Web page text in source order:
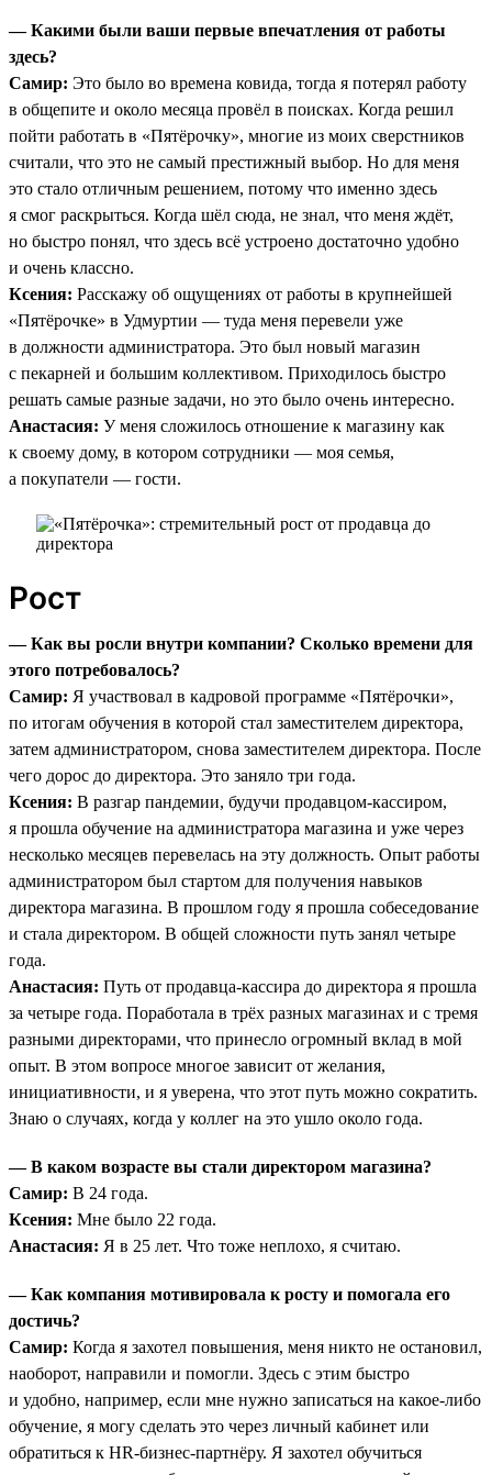
— Какими были ваши первые впечатления от работы
здесь?
Самир: Это было во времена ковида, тогда я потерял работу
в общепите и около месяца провёл в поисках. Когда решил
пойти работать в «Пятёрочку», многие из моих сверстников
считали, что это не самый престижный выбор. Но для меня
это стало отличным решением, потому что именно здесь
я смог раскрыться. Когда шёл сюда, не знал, что меня ждёт,
но быстро понял, что здесь всё устроено достаточно удобно
и очень классно.
Ксения: Расскажу об ощущениях от работы в крупнейшей
«Пятёрочке» в Удмуртии — туда меня перевели уже
в должности администратора. Это был новый магазин
с пекарней и большим коллективом. Приходилось быстро
решать самые разные задачи, но это было очень интересно.
Анастасия: У меня сложилось отношение к магазину как
к своему дому, в котором сотрудники — моя семья,
а покупатели — гости.
Рост
— Как вы росли внутри компании? Сколько времени для
этого потребовалось?
Самир: Я участвовал в кадровой программе «Пятёрочки»,
по итогам обучения в которой стал заместителем директора,
затем администратором, снова заместителем директора. После
чего дорос до директора. Это заняло три года.
Ксения: В разгар пандемии, будучи продавцом-кассиром,
я прошла обучение на администратора магазина и уже через
несколько месяцев перевелась на эту должность. Опыт работы
администратором был стартом для получения навыков
директора магазина. В прошлом году я прошла собеседование
и стала директором. В общей сложности путь занял четыре
года.
Анастасия: Путь от продавца-кассира до директора я прошла
за четыре года. Поработала в трёх разных магазинах и с тремя
разными директорами, что принесло огромный вклад в мой
опыт. В этом вопросе многое зависит от желания,
инициативности, и я уверена, что этот путь можно сократить.
Знаю о случаях, когда у коллег на это ушло около года.
— В каком возрасте вы стали директором магазина?
Самир: В 24 года.
Ксения: Мне было 22 года.
Анастасия: Я в 25 лет. Что тоже неплохо, я считаю.
— Как компания мотивировала к росту и помогала его
достичь?
Самир: Когда я захотел повышения, меня никто не остановил,
наоборот, направили и помогли. Здесь с этим быстро
и удобно, например, если мне нужно записаться на какое-либо
обучение, я могу сделать это через личный кабинет или
обратиться к HR-бизнес-партнёру. Я захотел обучиться